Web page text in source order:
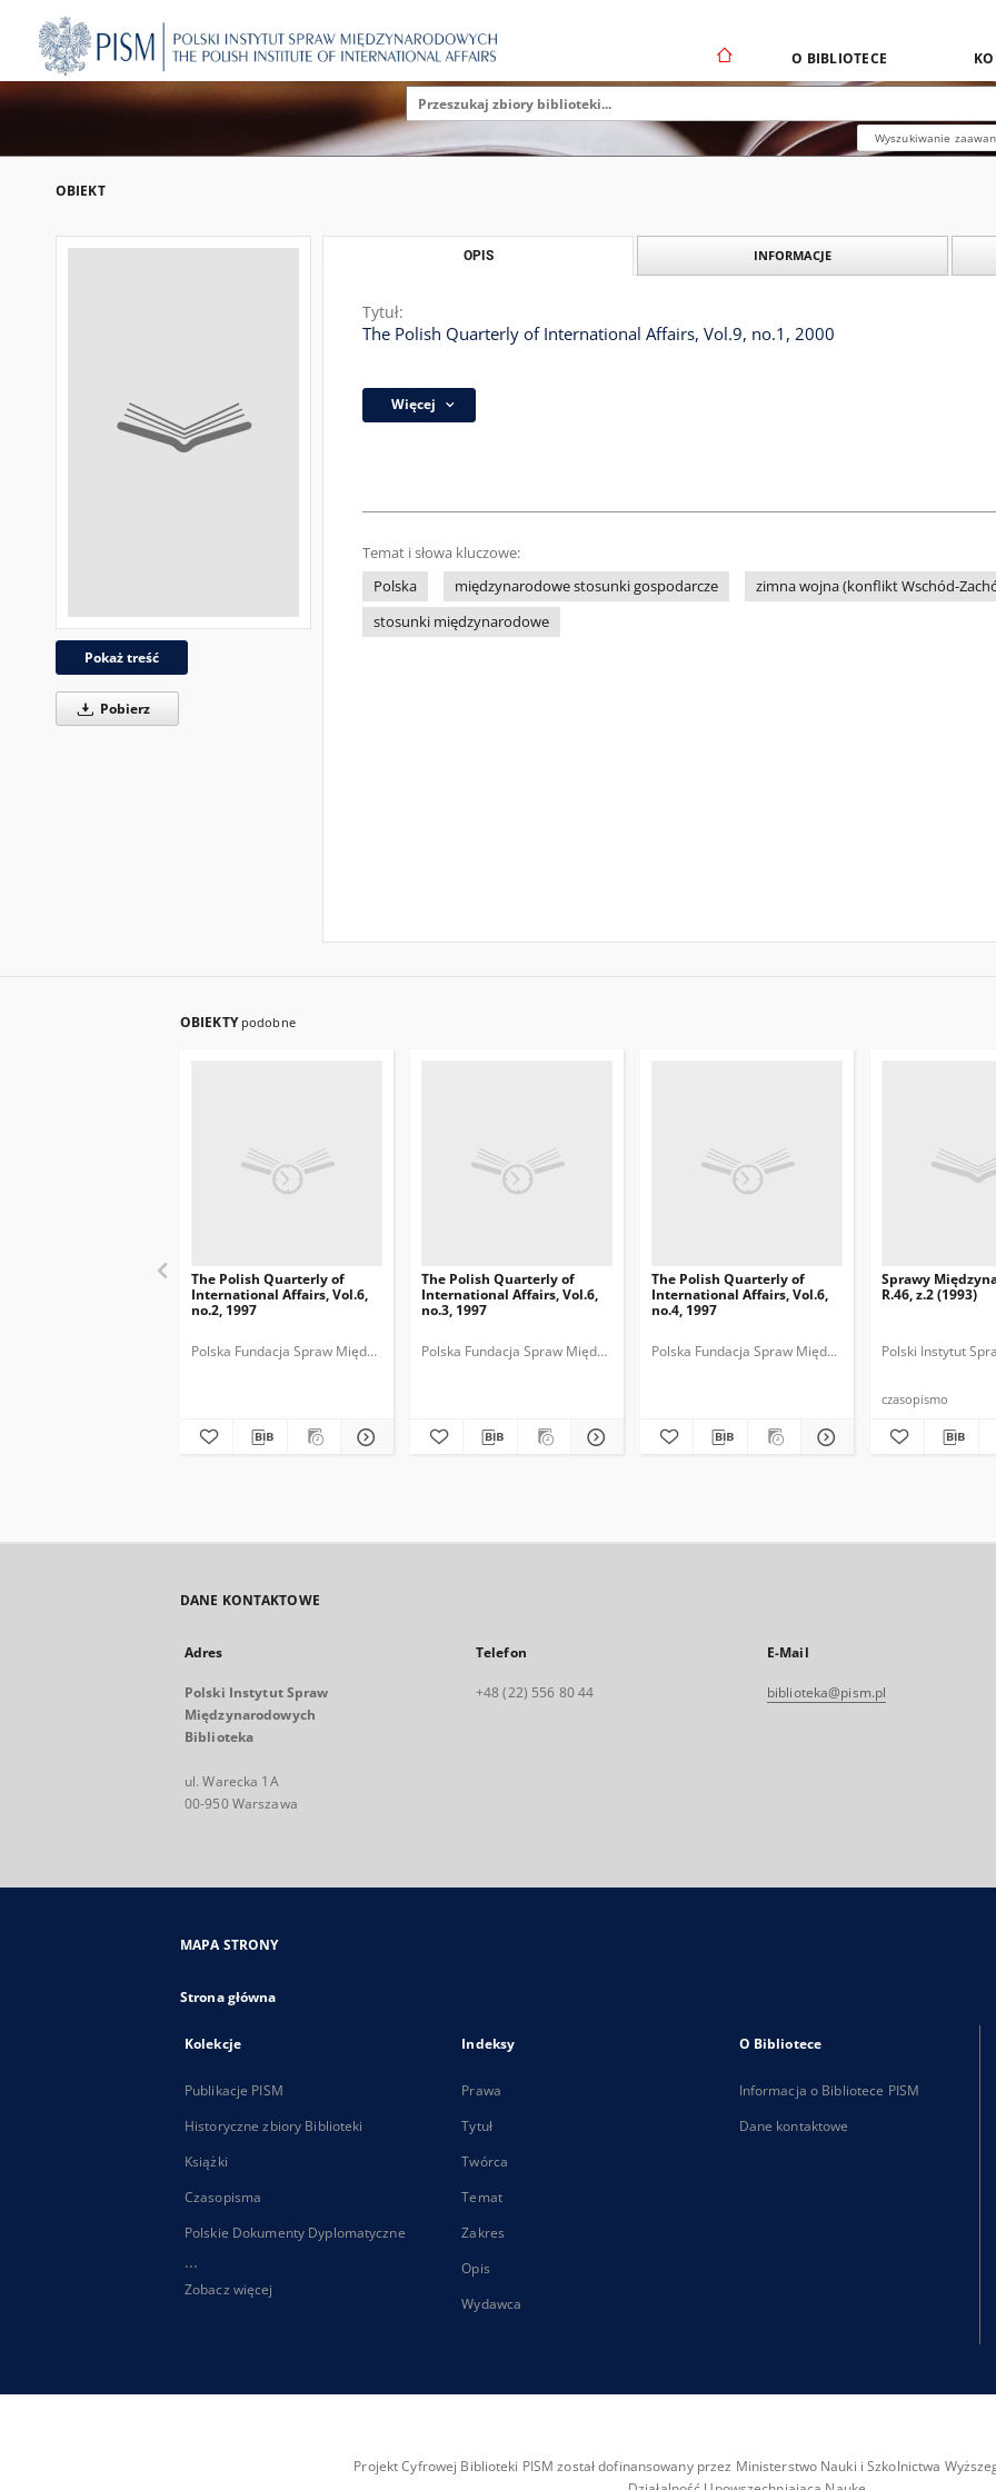
O BIBLIOTECE
Wyszukiwanie
OBIEKT
Pokaż treść
Pobierz
OPIS INFORMACJE
Tytuł:
The Polish Quarterly of International Affairs, Vol.9, no.1, 2000
Więcej
Temat i słowa kluczowe:
Polska
międzynarodowe stosunki gospodarcze zimna wojna (konflikt Wschód-
stosunki międzynarodowe
OBIEKTY podobne
The Polish Quarterly of
International Affairs, Vol.6,
no.2, 1997
Polska Fundacja Spraw Międzynarodowych.
The Polish Quarterly of
International Affairs, Vol.6,
no.3, 1997
Polska Fundacja Spraw Międzynarodowych.
The Polish Quarterly of
International Affairs, Vol.6,
no.4, 1997
Polska Fundacja Spraw Międzynarodowych.
Sprawy
R.46, z.2 (1993)
Polski Instytut
czasopismo
DANE KONTAKTOWE
Adres
Polski Instytut Spraw
Międzynarodowych
Biblioteka
ul. Warecka 1A
00-950 Warszawa
Telefon
+48 (22) 556 80 44
E-Mail
biblioteka@pism.pl
MAPA STRONY
Strona główna
Kolekcje
Publikacje PISM
Historyczne zbiory Biblioteki
Książki
Czasopisma
Polskie Dokumenty Dyplomatyczne
...
Zobacz więcej
Indeksy
Prawa
Tytuł
Twórca
Temat
Zakres
Opis
Wydawca
O Bibliotece
Informacja o Bibliotece PISM
Dane kontaktowe
Projekt Cyfrowej Biblioteki PISM został dofinansowany przez Ministerstwo Nauki i Szkolnictwa